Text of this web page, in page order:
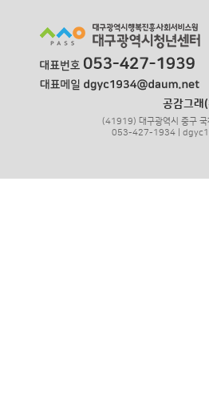
공감그래
(41919) 대구광역시 중구
053-427-1934 |